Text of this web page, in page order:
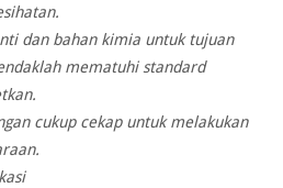
dan bahan kimia untuk tujuan
mematuhi standard
cukup cekap untuk melakukan